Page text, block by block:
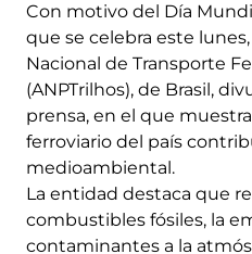
Con motivo del Día
que se celebra este
Nacional de Transporte
(ANPTrilhos), de Brasil,
prensa, en el que
ferroviario del país
medioambiental.
La entidad destaca que
combustibles fósiles, la
contaminantes a la